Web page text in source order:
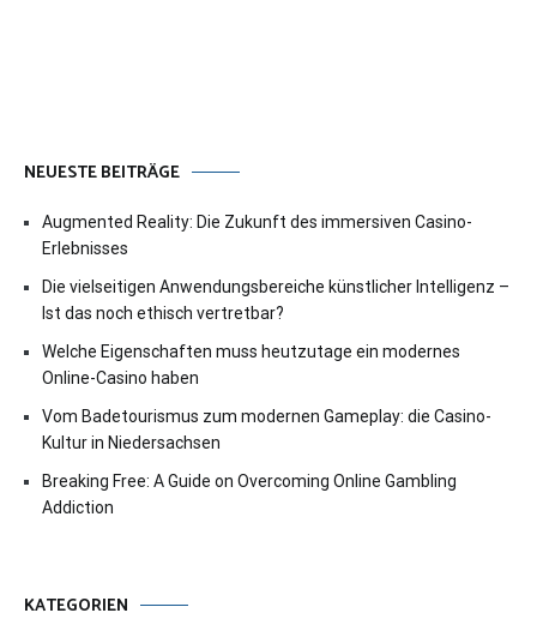
NEUESTE BEITRÄGE
Augmented Reality: Die Zukunft des immersiven Casino-
Erlebnisses
Die vielseitigen Anwendungsbereiche künstlicher Intelligenz –
Ist das noch ethisch vertretbar?
Welche Eigenschaften muss heutzutage ein modernes
Online-Casino haben
Vom Badetourismus zum modernen Gameplay: die Casino-
Kultur in Niedersachsen
Breaking Free: A Guide on Overcoming Online Gambling
Addiction
KATEGORIEN